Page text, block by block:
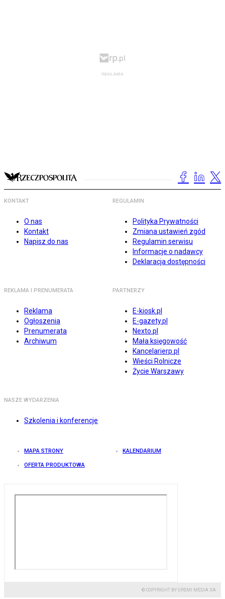
KONTAKT
O nas
Kontakt
Napisz do nas
REGULAMIN
Polityka Prywatności
Zmiana ustawień zgód
Regulamin serwisu
Informacje o nadawcy
Deklaracja dostępności
REKLAMA I PRENUMERATA
Reklama
Ogłoszenia
Prenumerata
Archiwum
PARTNERZY
E-kiosk.pl
E-gazety.pl
Nexto.pl
Mała księgowość
Kancelarierp.pl
Wieści Rolnicze
Życie Warszawy
NASZE WYDARZENIA
Szkolenia i konferencje
MAPA STRONY KALENDARIUM
OFERTA PRODUKTOWA
© COPYRIGHT BY GREMI MEDIA SA